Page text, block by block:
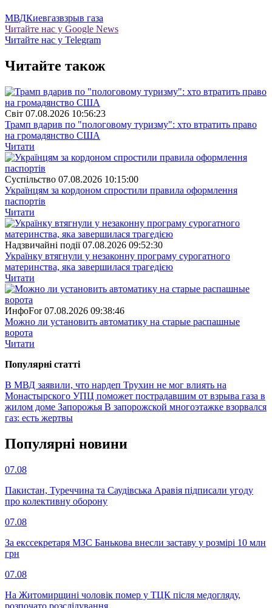
МВДКиевгазвзрыв газа
Читайте нас у Google News
Читайте нас у Telegram
Читайте також
Свiт 07.08.2026 10:56:23
Трамп вдарив по "пологовому туризму": хто втратить право
на громадянство США
Читати
Суспiльство 07.08.2026 10:15:00
Українцям за кордоном спростили правила оформлення
паспортів
Читати
Надзвичайні події 07.08.2026 09:52:30
Українку втягнули у незаконну програму сурогатного
материнства, яка завершилася трагедією
Читати
ИнфоFor 07.08.2026 09:38:46
Можно ли установить автоматику на старые распашные
ворота
Читати
Популярнi статтi
В МВД заявили, что нардеп Трухин не мог влиять на
Монастырского УПЦ поможет пострадавшим от взрыва газа в
жилом доме Запорожья В запорожской многоэтажке взорвался
газ: есть жертвы
Популярнi новини
07.08
Пакистан, Туреччина та Саудівська Аравія підписали угоду
про колективну оборону
07.08
За екссекретаря МЗС Банькова внесли заставу у розмірі 10 млн
грн
07.08
На Житомирщині чоловік помер у ТЦК після медогляду,
розпочато розслідування